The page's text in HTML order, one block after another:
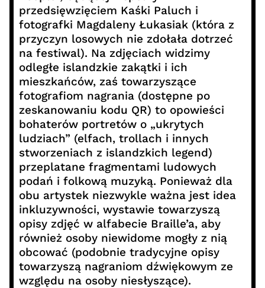
przedsięwzięciem Kaśki Paluch i
fotografki Magdaleny Łukasiak (która z
przyczyn losowych nie zdołała dotrzeć
na festiwal). Na zdjęciach widzimy
odległe islandzkie zakątki i ich
mieszkańców, zaś towarzyszące
fotografiom nagrania (dostępne po
zeskanowaniu kodu QR) to opowieści
bohaterów portretów o „ukrytych
ludziach” (elfach, trollach i innych
stworzeniach z islandzkich legend)
przeplatane fragmentami ludowych
podań i folkową muzyką. Ponieważ dla
obu artystek niezwykle ważna jest idea
inkluzywności, wystawie towarzyszą
opisy zdjęć w alfabecie Braille’a, aby
również osoby niewidome mogły z nią
obcować (podobnie tradycyjne opisy
towarzyszą nagraniom dźwiękowym ze
względu na osoby niesłyszące).